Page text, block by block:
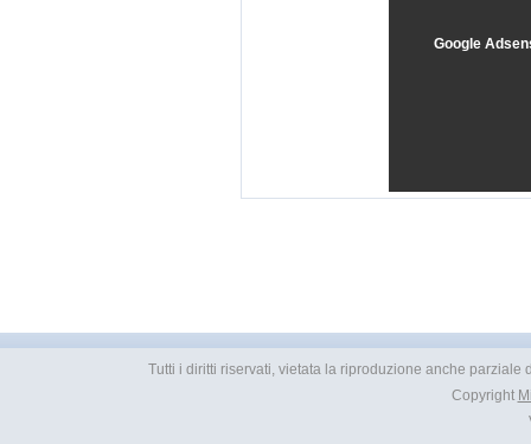
Google
Tutti i diritti riservati, vietata la riproduzione anche
Copyright